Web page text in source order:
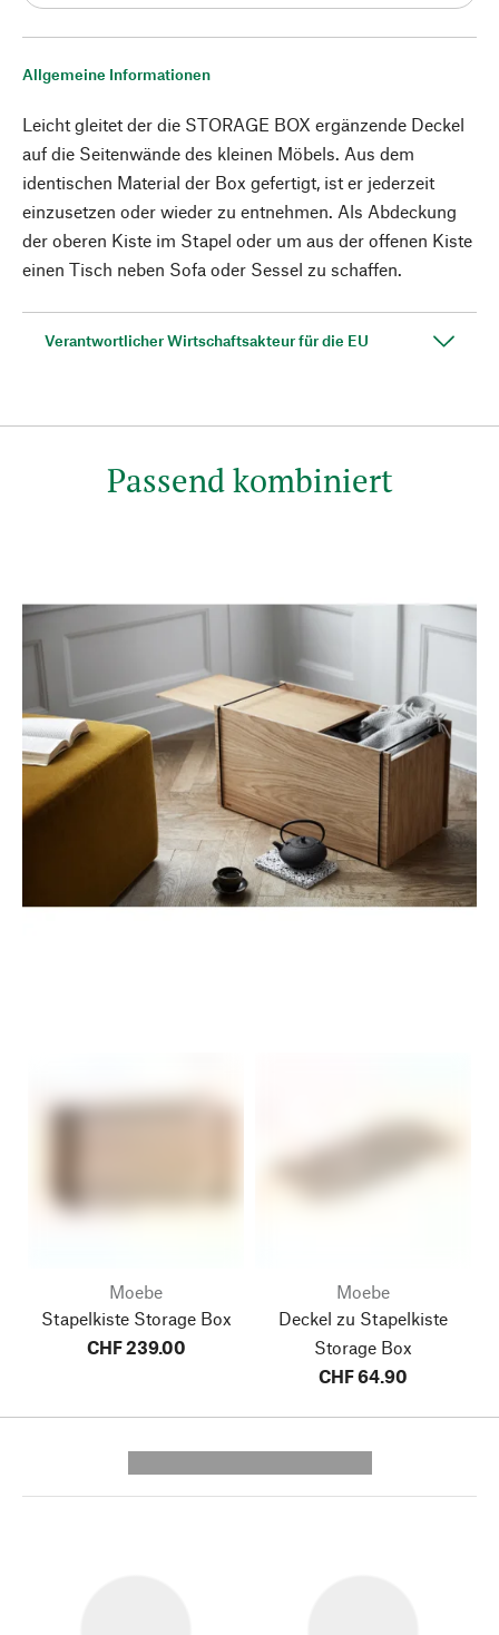
Allgemeine Informationen
Leicht gleitet der die STORAGE BOX ergänzende Deckel
auf die Seitenwände des kleinen Möbels. Aus dem
identischen Material der Box gefertigt, ist er jederzeit
einzusetzen oder wieder zu entnehmen. Als Abdeckung
der oberen Kiste im Stapel oder um aus der offenen Kiste
einen Tisch neben Sofa oder Sessel zu schaffen.
Verantwortlicher Wirtschaftsakteur für die EU
Passend kombiniert
Moebe
Stapelkiste Storage Box
CHF 239.00
Moebe
Deckel zu Stapelkiste
Storage Box
CHF 64.90